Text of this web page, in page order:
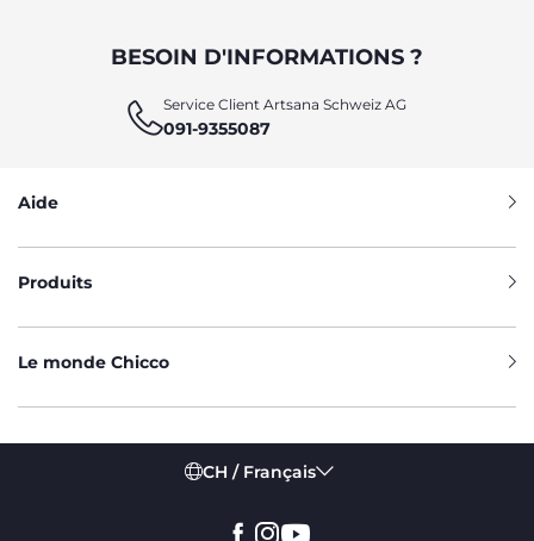
BESOIN D'INFORMATIONS ?
Service Client Artsana Schweiz AG
091-9355087
Aide
Produits
Le monde Chicco
CH / Français